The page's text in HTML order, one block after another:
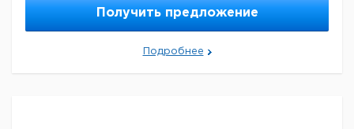
EL223AP/CRP2
6,0 1
9012937
EL2CR5AP/2CR5
Прошу обратить внимание на то, что минимальный
Получить предложение
Подробнее